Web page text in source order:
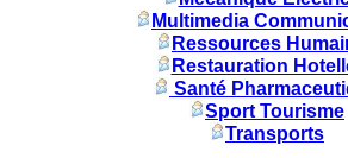
Multimedia
Ressources
Restauration
Santé
Sport Tourisme
Transports